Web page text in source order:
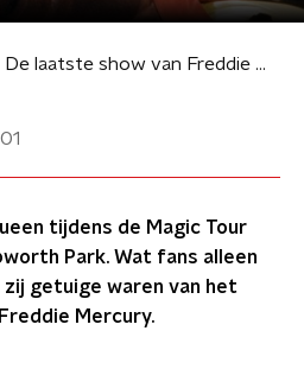
De laatste show van Freddie Mercury met Queen in 1986
tijdens de Magic Tour
Park. Wat fans alleen
getuige waren van het
Mercury.